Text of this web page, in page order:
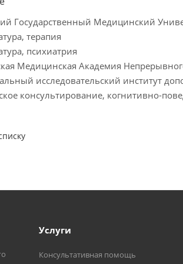
Государственный Медицинский
терапия
психиатрия
Медицинская Академия
исследовательский институт
консультирование, когнитивно-
Услуги
Консультативная помощь